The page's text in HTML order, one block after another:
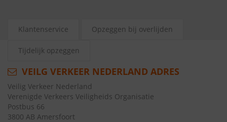
Klantenservice Opzeggen bij overlijden
Tijdelijk opzeggen
VEILG VERKEER NEDERLAND ADRES
Veilig Verkeer Nederland
Verenigde Verkeers Veiligheids Organisatie
Postbus 66
3800 AB Amersfoort